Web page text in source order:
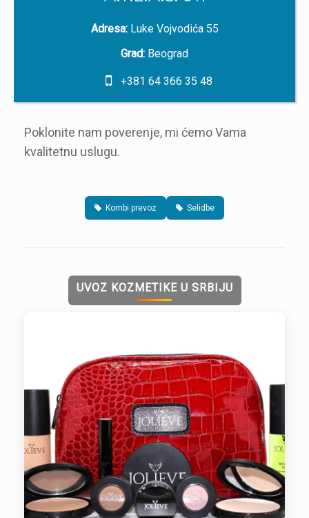
Adresa:Luke Vojvodića 55
Grad: Beograd
+381 64 366 35 48
Poklonite nam poverenje, mi ćemo Vama
kvalitetnu uslugu.
Kombi prevoz Selidbe
UVOZ KOZMETIKE U SRBIJU